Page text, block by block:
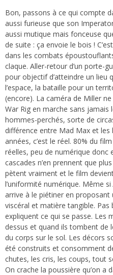
Bon, passons à ce qui compte
aussi furieuse que son
aussi mutique mais fonceuse
de suite : ça envoie le bois !
dans les combats
claque. Aller-retour d’un porte-
pour objectif d’atteindre un lieu
l’espace, la bataille pour un
(encore). La caméra de Miller
War Rig en marche sans jamais
hommes-perchés, sorte de
différence entre Mad Max et les
années, c’est le réel. 80% du
réelles, peu de numérique donc
cascades n’en prennent que
pètent vraiment et le film
l’uniformité numérique. Même si
arrive à le piétiner en
viscéral et matière tangible.
expliquent ce qui se passe. Les
dessus et quand ils tombent de
du corps sur le sol. Les décors
été construits et consomment
chutes, les cris, les coups, tout
On crache la poussière qu’on a